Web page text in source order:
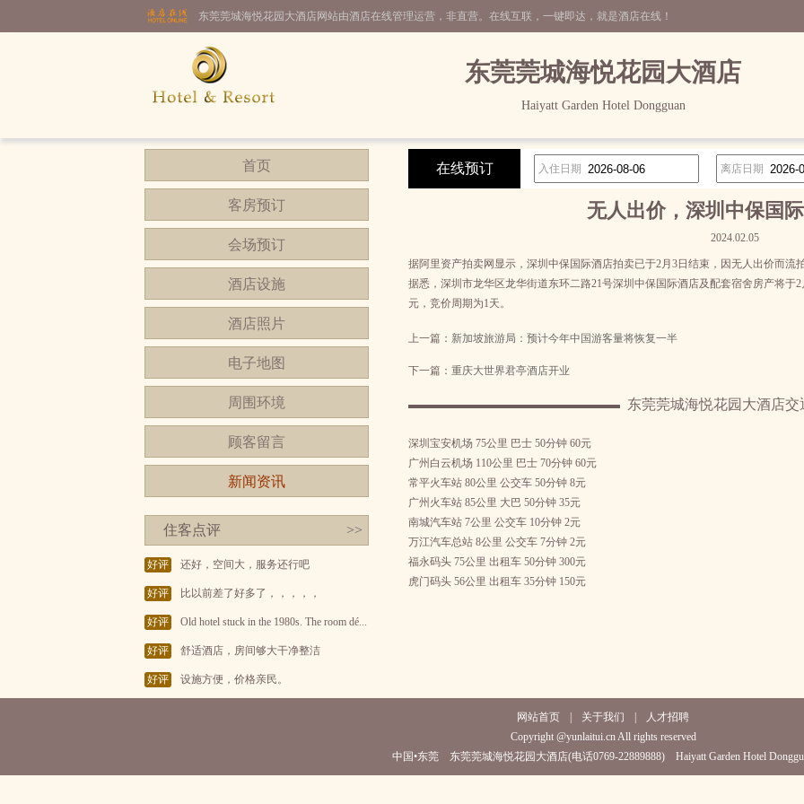
东莞莞城海悦花园大酒店网站由酒店在线管理运营，非直营。在线互联，一键即达，就是酒店在线！
东莞莞城海悦花园大酒店
Haiyatt Garden Hotel Dongguan
首页
客房预订
会场预订
酒店设施
酒店照片
电子地图
周围环境
顾客留言
新闻资讯
住客点评 >>
好评 还好，空间大，服务还行吧
好评 比以前差了好多了，，，，，
好评 Old hotel stuck in the 1980s. The room dé...
好评 舒适酒店，房间够大干净整洁
好评 设施方便，价格亲民。
在线预订 入住日期 离店日期
无人出价，深圳中保国
2024.02.05
据阿里资产拍卖网显示，深圳中保国际酒店拍卖已于2月3日结束，因无人出价而流
据悉，深圳市龙华区龙华街道东环二路21号深圳中保国际酒店及配套宿舍房产将于
元，竞价周期为1天。
上一篇： 新加坡旅游局：预计今年中国游客量将恢复一半
下一篇： 重庆大世界君亭酒店开业
东莞莞城海悦花园大酒店交
深圳宝安机场 75公里 巴士 50分钟 60元
广州白云机场 110公里 巴士 70分钟 60元
常平火车站 80公里 公交车 50分钟 8元
广州火车站 85公里 大巴 50分钟 35元
南城汽车站 7公里 公交车 10分钟 2元
万江汽车总站 8公里 公交车 7分钟 2元
福永码头 75公里 出租车 50分钟 300元
虎门码头 56公里 出租车 35分钟 150元
网站首页 关于我们
人才招聘
Copyright @yunlaitui.cn All rights reserved
中国•东莞 东莞莞城海悦花园大酒店(电话0769-22889888) Haiyatt Garden Hotel